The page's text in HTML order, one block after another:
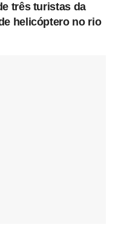
três turistas da
helicóptero no rio